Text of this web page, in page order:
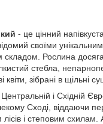
- це цінний
своїми
складом. Рослина
стебла,
зібрані в щільні
і Східній
Сході, віддаючи
і степовим схилам.